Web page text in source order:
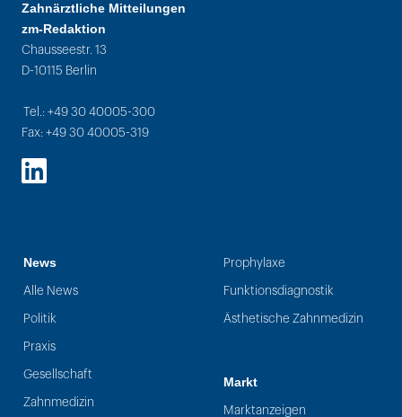
Zahnärztliche Mitteilungen
zm-Redaktion
Chausseestr. 13
D-10115 Berlin
Tel.: +49 30 40005-300
Fax: +49 30 40005-319
LinkedIn
News
Alle News
Politik
Praxis
Gesellschaft
Zahnmedizin
Prophylaxe
Funktionsdiagnostik
Ästhetische Zahnmedizin
Markt
Marktanzeigen